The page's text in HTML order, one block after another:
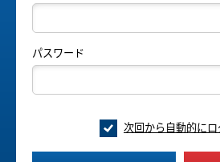
パスワード
次回から自動的に